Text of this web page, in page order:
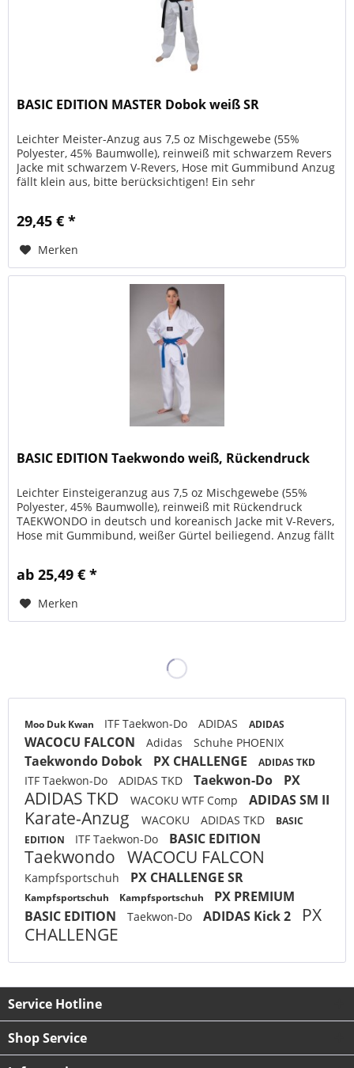
BASIC EDITION MASTER Dobok weiß SR
Leichter Meister-Anzug aus 7,5 oz Mischgewebe (55%
Polyester, 45% Baumwolle), reinweiß mit schwarzem Revers
Jacke mit schwarzem V-Revers, Hose mit Gummibund Anzug
fällt klein aus, bitte berücksichtigen! Ein sehr
29,45 € *
Merken
BASIC EDITION Taekwondo weiß, Rückendruck
Leichter Einsteigeranzug aus 7,5 oz Mischgewebe (55%
Polyester, 45% Baumwolle), reinweiß mit Rückendruck
TAEKWONDO in deutsch und koreanisch Jacke mit V-Revers,
Hose mit Gummibund, weißer Gürtel beiliegend. Anzug fällt
ab 25,49 € *
Merken
Moo Duk Kwan ITF Taekwon-Do ADIDAS ADIDAS
WACOCU FALCON Adidas Schuhe PHOENIX
Taekwondo Dobok PX CHALLENGE ADIDAS TKD
ITF Taekwon-Do ADIDAS TKD Taekwon-Do PX
ADIDAS TKD WACOKU WTF Comp ADIDAS SM II
Karate-Anzug WACOKU ADIDAS TKD
BASIC
EDITION
ITF Taekwon-Do BASIC EDITION
Taekwondo WACOCU FALCON
Kampfsportschuh PX CHALLENGE SR
Kampfsportschuh Kampfsportschuh
PX PREMIUM
BASIC EDITION
Taekwon-Do ADIDAS Kick 2
PX
CHALLENGE
Service Hotline
Shop Service